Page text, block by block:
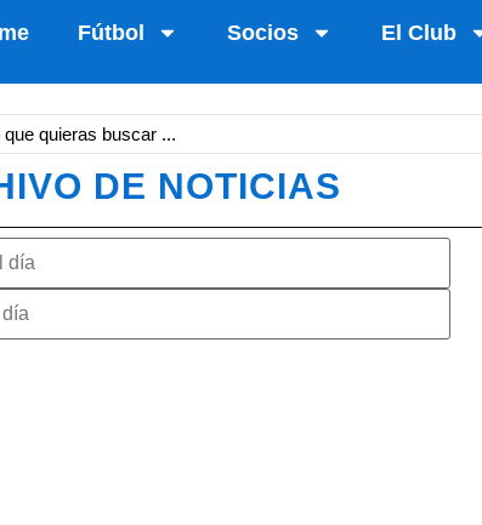
Fútbol Socios El Club
DE NOTICIAS